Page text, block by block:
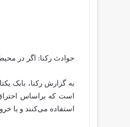
حوادث رکنا: اگر در
به گزارش رکنا، بابک
است که براساس
استفاده می‌کنند و